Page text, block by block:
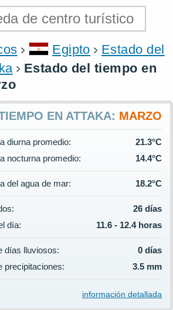
Egipto
Estado del
Estado del tiempo en
EN ATTAKA: MARZO
diurna promedio:
21.3°C
nocturna promedio:
14.4°C
del agua de mar: 18.2°C
26 días
día:
11.6 - 12.4 horas
días lluviosos:
0 días
precipitaciones:
3.5 mm
información detallada